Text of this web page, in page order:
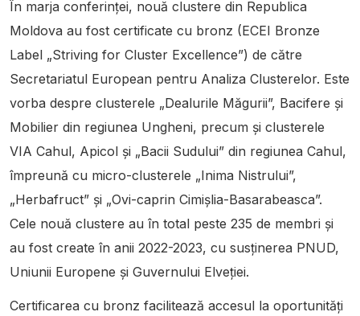
În marja conferinței, nouă clustere din Republica
Moldova au fost certificate cu bronz (ECEI Bronze
Label „Striving for Cluster Excellence”) de către
Secretariatul European pentru Analiza Clusterelor. Este
vorba despre clusterele „Dealurile Măgurii”, Bacifere și
Mobilier din regiunea Ungheni, precum și clusterele
VIA Cahul, Apicol și „Bacii Sudului” din regiunea Cahul,
împreună cu micro-clusterele „Inima Nistrului”,
„Herbafruct” și „Ovi-caprin Cimișlia-Basarabeasca”.
Cele nouă clustere au în total peste 235 de membri și
au fost create în anii 2022-2023, cu susținerea PNUD,
Uniunii Europene și Guvernului Elveției.
Certificarea cu bronz facilitează accesul la oportunităţi